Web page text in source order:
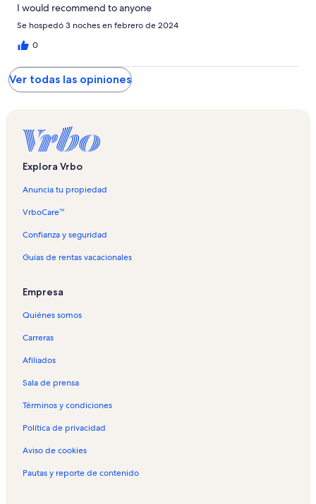
I would recommend to anyone
Se hospedó 3 noches en febrero de 2024
0
Ver todas las opiniones
Explora Vrbo
Anuncia tu propiedad
VrboCare™
Confianza y seguridad
Guías de rentas vacacionales
Empresa
Quiénes somos
Carreras
Afiliados
Sala de prensa
Términos y condiciones
Política de privacidad
Aviso de cookies
Pautas y reporte de contenido